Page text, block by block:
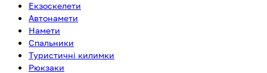
Екзоскелети
Автонамети
Намети
Спальники
Туристичні килимки
Рюкзаки